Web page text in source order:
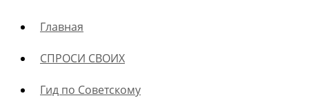
Главная
СПРОСИ СВОИХ
Гид по Советскому